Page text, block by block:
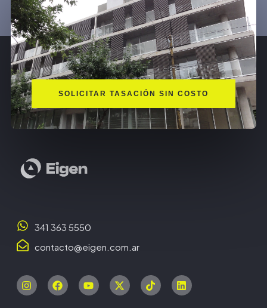
SOLICITAR TASACIÓN SIN COSTO
341 363 5550
contacto@eigen.com.ar